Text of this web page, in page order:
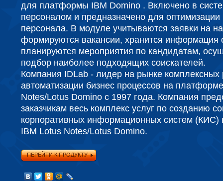
для платформы IBM Domino . Включено в
персоналом и предназначено для
персонала. В модуле учитываются заявки на
формируются вакансии, хранится информация
планируются мероприятия по кандидатам,
подбор наиболее подходящих соискателей.
Компания IDLab - лидер на рынке
автоматизации бизнес процессов на
Notes/Lotus Domino с 1997 года. Компания
заказчикам весь комплекс услуг по созданию
корпоративных информационных систем
IBM Lotus Notes/Lotus Domino.
ПЕРЕЙТИ К ПРОДУКТУ